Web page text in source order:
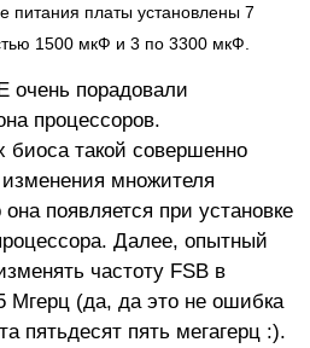
питания платы установлены 7
1500 мкФ и 3 по 3300 мкФ.
очень порадовали
процессоров.
биоса такой совершенно
множителя
появляется при установке
Далее, опытный
частоту FSB в
Мгерц (да, да это не ошибка
пятьдесят пять мегагерц :).